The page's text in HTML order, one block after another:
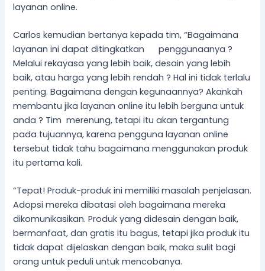
layanan online.
Carlos kemudian bertanya kepada tim, “Bagaimana
layanan ini dapat ditingkatkan penggunaanya ?
Melalui rekayasa yang lebih baik, desain yang lebih
baik, atau harga yang lebih rendah ? Hal ini tidak terlalu
penting. Bagaimana dengan kegunaannya? Akankah
membantu jika layanan online itu lebih berguna untuk
anda ? Tim merenung, tetapi itu akan tergantung
pada tujuannya, karena pengguna layanan online
tersebut tidak tahu bagaimana menggunakan produk
itu pertama kali.
“Tepat! Produk-produk ini memiliki masalah penjelasan.
Adopsi mereka dibatasi oleh bagaimana mereka
dikomunikasikan. Produk yang didesain dengan baik,
bermanfaat, dan gratis itu bagus, tetapi jika produk itu
tidak dapat dijelaskan dengan baik, maka sulit bagi
orang untuk peduli untuk mencobanya.